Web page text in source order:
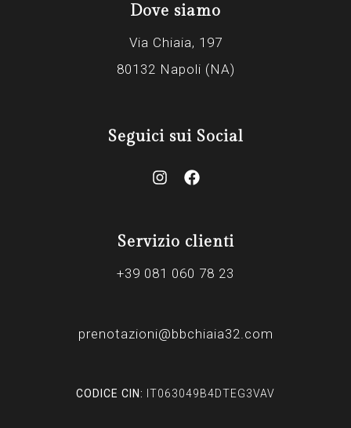
Dove siamo
Via Chiaia, 197
80132 Napoli (NA)
Seguici sui Social
Servizio clienti
+39 081 060 78 23
prenotazioni@bbchiaia32.com
CODICE CIN: IT063049B4DTEG3VAV